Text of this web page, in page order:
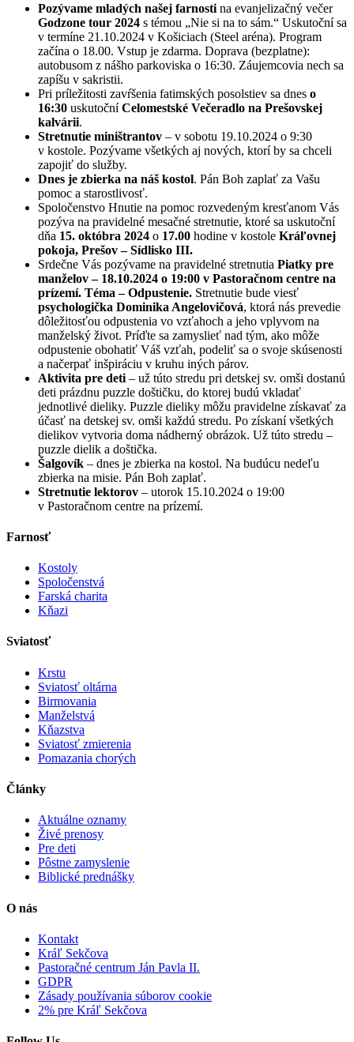
Pozývame mladých našej farnosti na evanjelizačný večer
Godzone tour 2024 s témou „Nie si na to sám.“ Uskutoční sa
v termíne 21.10.2024 v Košiciach (Steel aréna). Program
začína o 18.00. Vstup je zdarma. Doprava (bezplatne):
autobusom z nášho parkoviska o 16:30. Záujemcovia nech sa
zapíšu v sakristii.
Pri príležitosti zavŕšenia fatimských posolstiev sa dnes o
16:30 uskutočníCelomestské Večeradlo na Prešovskej
kalvárii.
Stretnutie miništrantov – v sobotu 19.10.2024 o 9:30
v kostole. Pozývame všetkých aj nových, ktorí by sa chceli
zapojiť do služby.
Dnes je zbierka na náš kostol. Pán Boh zaplať za Vašu
pomoc a starostlivosť.
Spoločenstvo Hnutie na pomoc rozvedeným kresťanom Vás
pozýva na pravidelné mesačné stretnutie, ktoré sa uskutoční
dňa 15. októbra 2024 o 17.00 hodine v kostole Kráľovnej
pokoja, Prešov – Sídlisko III.
Srdečne Vás pozývame na pravidelné stretnutia Piatky pre
manželov – 18.10.2024 o 19:00 v Pastoračnom centre na
prízemí. Téma – Odpustenie. Stretnutie bude viesť
psychologička Dominika Angelovičová, ktorá nás prevedie
dôležitosťou odpustenia vo vzťahoch a jeho vplyvom na
manželský život. Príďte sa zamyslieť nad tým, ako môže
odpustenie obohatiť Váš vzťah, podeliť sa o svoje skúsenosti
a načerpať inšpiráciu v kruhu iných párov.
Aktivita pre deti – už túto stredu pri detskej sv. omši dostanú
deti prázdnu puzzle doštičku, do ktorej budú vkladať
jednotlivé dieliky. Puzzle dieliky môžu pravidelne získavať za
účasť na detskej sv. omši každú stredu. Po získaní všetkých
dielikov vytvoria doma nádherný obrázok. Už túto stredu –
puzzle dielik a doštička.
Šalgovík – dnes je zbierka na kostol. Na budúcu nedeľu
zbierka na misie. Pán Boh zaplať.
Stretnutie lektorov – utorok 15.10.2024 o 19:00
v Pastoračnom centre na prízemí.
Farnosť
Kostoly
Spoločenstvá
Farská charita
Kňazi
Sviatosť
Krstu
Sviatosť oltárna
Birmovania
Manželstvá
Kňazstva
Sviatosť zmierenia
Pomazania chorých
Články
Aktuálne oznamy
Živé prenosy
Pre deti
Pôstne zamyslenie
Biblické prednášky
O nás
Kontakt
Kráľ Sekčova
Pastoračné centrum Ján Pavla II.
GDPR
Zásady používania súborov cookie
2% pre Kráľ Sekčova